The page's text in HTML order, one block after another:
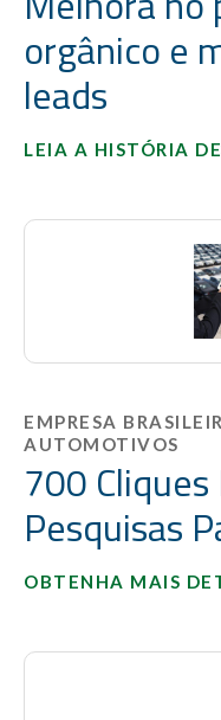
orgânico e
leads
LEIA A HISTÓRIA
EMPRESA
AUTOMOTIVOS
700
Pesquisas
OBTENHA MAIS